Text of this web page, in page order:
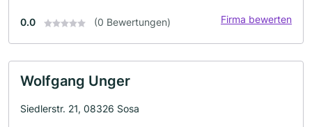
0.0 (0 Bewertungen) Firma bewerten
Wolfgang Unger
Siedlerstr. 21, 08326 Sosa